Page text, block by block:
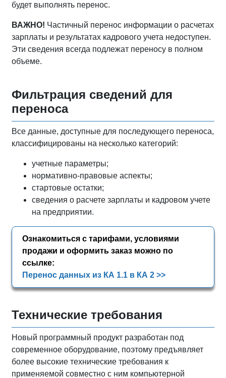
будет выполнять перенос.
ВАЖНО! Частичный перенос информации о расчетах
зарплаты и результатах кадрового учета недоступен.
Эти сведения всегда подлежат переносу в полном
объеме.
Фильтрация сведений для
переноса
Все данные, доступные для последующего переноса,
классифицированы на несколько категорий:
учетные параметры;
нормативно-правовые аспекты;
стартовые остатки;
сведения о расчете зарплаты и кадровом учете
на предприятии.
Ознакомиться с тарифами, условиями
продажи и оформить заказ можно по
ссылке:
Перенос данных из КА 1.1 в КА 2 >>
Технические требования
Новый программный продукт разработан под
современное оборудование, поэтому предъявляет
более высокие технические требования к
применяемой совместно с ним компьютерной